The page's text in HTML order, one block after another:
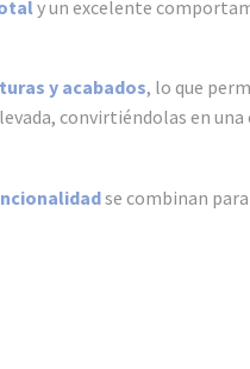
y un excelente
y acabados, lo que
convirtiéndolas en
se combinan